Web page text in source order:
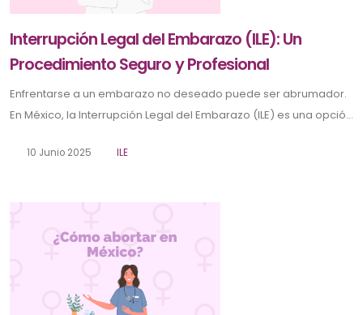
Interrupción Legal del Embarazo (ILE): Un
Procedimiento Seguro y Profesional
Enfrentarse a un embarazo no deseado puede ser abrumador.
En México, la Interrupción Legal del Embarazo (ILE) es una opció...
10 Junio 2025 ILE